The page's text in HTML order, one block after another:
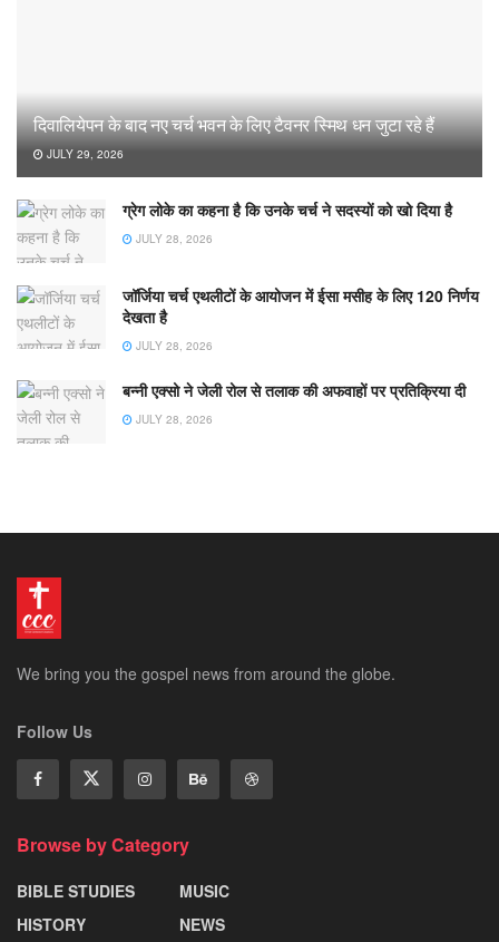
दिवालियेपन के बाद नए चर्च भवन के लिए टैवनर स्मिथ धन जुटा रहे हैं
JULY 29, 2026
ग्रेग लोके का कहना है कि उनके चर्च ने सदस्यों को खो दिया है
JULY 28, 2026
जॉर्जिया चर्च एथलीटों के आयोजन में ईसा मसीह के लिए 120 निर्णय
देखता है
JULY 28, 2026
बन्नी एक्सो ने जेली रोल से तलाक की अफवाहों पर प्रतिक्रिया दी
JULY 28, 2026
We bring you the gospel news from around the globe.
Follow Us
Browse by Category
BIBLE STUDIES
HISTORY
MUSIC
NEWS